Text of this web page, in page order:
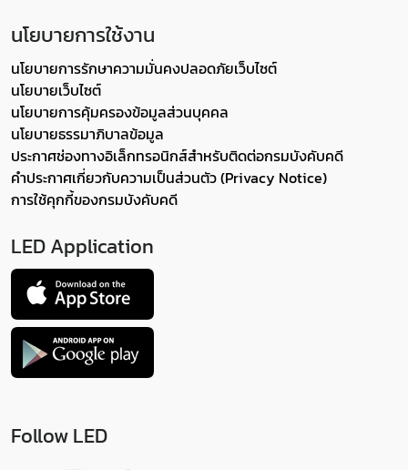
นโยบายการใช้งาน
นโยบายการรักษาความมั่นคงปลอดภัยเว็บไซต์
นโยบายเว็บไซต์
นโยบายการคุ้มครองข้อมูลส่วนบุคคล
นโยบายธรรมาภิบาลข้อมูล
ประกาศช่องทางอิเล็กทรอนิกส์สำหรับติดต่อกรมบังคับคดี
คำประกาศเกี่ยวกับความเป็นส่วนตัว (Privacy Notice)
การใช้คุกกี้ของกรมบังคับคดี
LED Application
Follow LED